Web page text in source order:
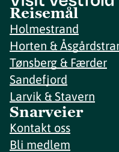
Reisemål
Holmestrand
Horten &
Tønsberg & Færder
Sandefjord
Larvik & Stavern
Snarveier
Kontakt oss
Bli medlem